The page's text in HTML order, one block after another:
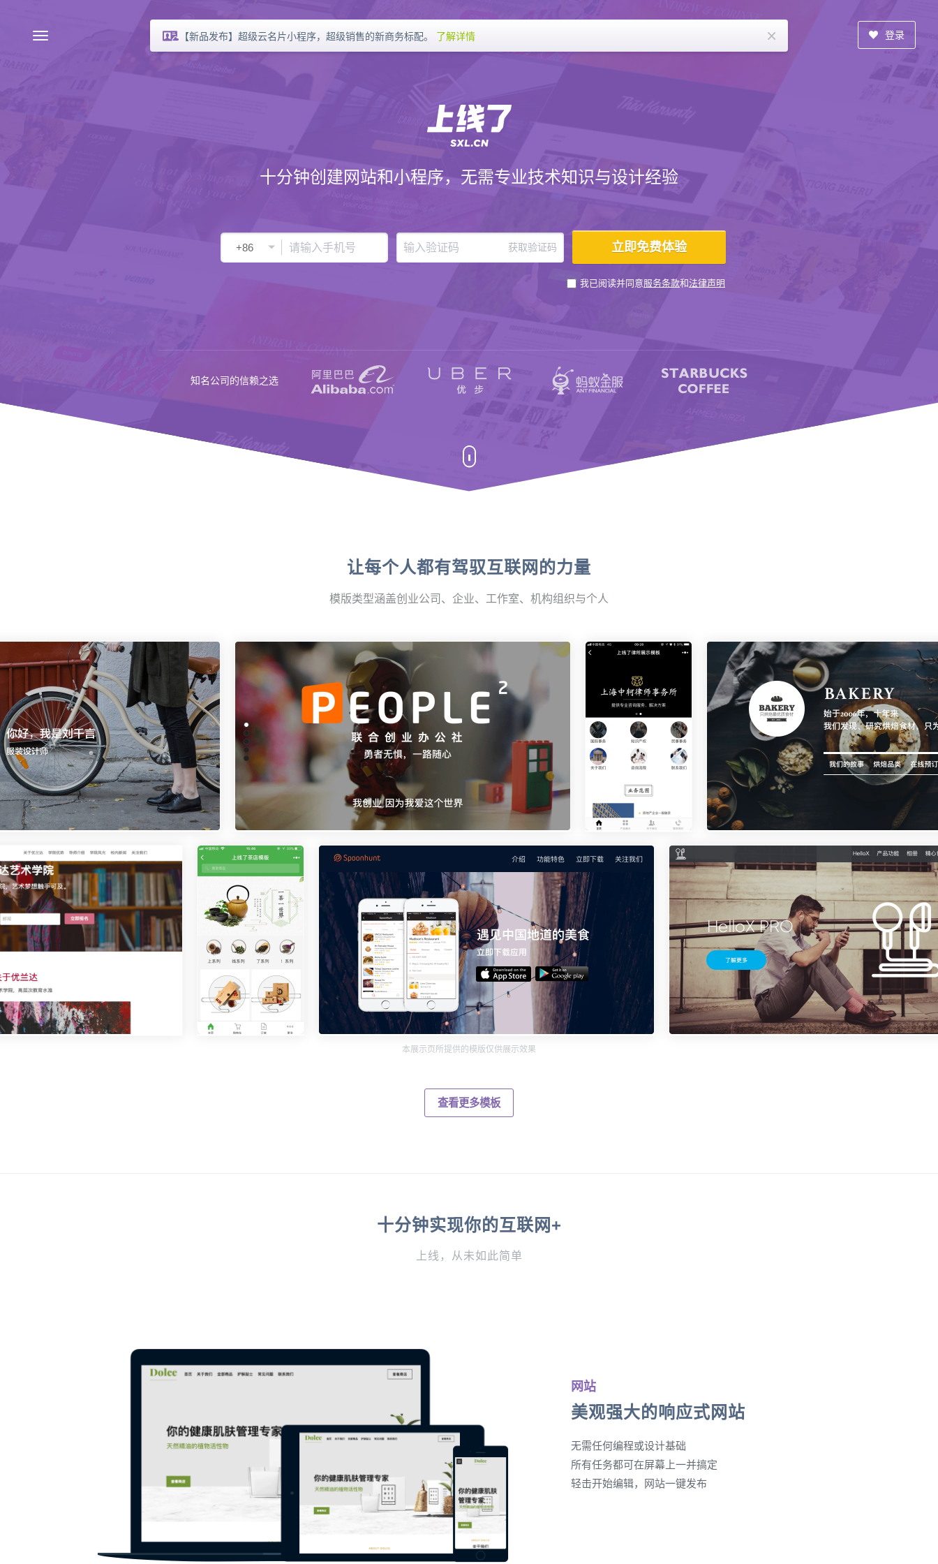
【新品发布】超级云名片小程序，超级销售的新商务标配。 了解详情 × 登录
十分钟创建网站和小程序，无需专业技术知识与设计经验
获取验证码
我已阅读并同意服务条款和法律声明
知名公司的信赖之选
让每个人都有驾驭互联网的力量
模版类型涵盖创业公司、企业、工作室、机构组织与个人
本展示页所提供的模版仅供展示效果
查看更多模板
十分钟实现你的互联网+
上线，从未如此简单
网站
美观强大的响应式网站
无需任何编程或设计基础
所有任务都可在屏幕上一并搞定
轻击开始编辑，网站一键发布